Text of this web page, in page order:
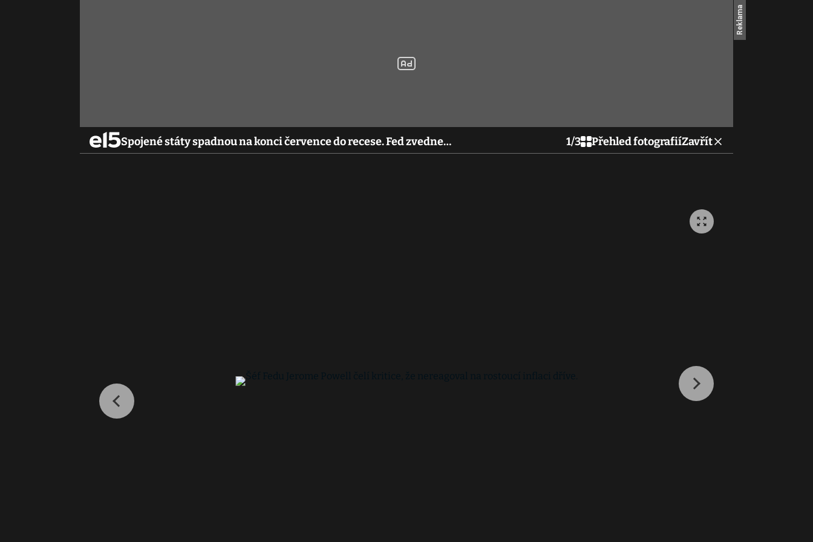
Spojené státy spadnou na konci července do recese. Fed zvedne… 1/3 Přehled fotografiíZavřít